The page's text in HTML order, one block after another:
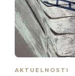
AKTUELNOSTI